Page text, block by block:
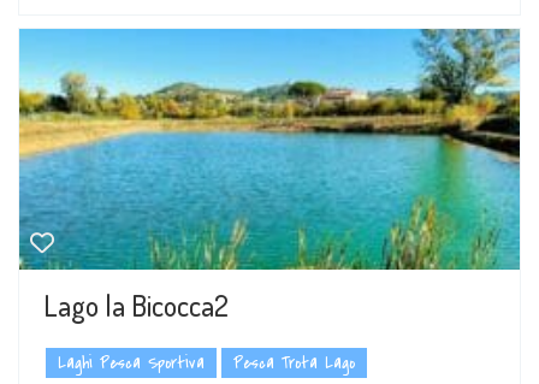
Lago la Bicocca2
Laghi Pesca Sportiva
Pesca Trota Lago